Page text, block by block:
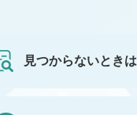
見つからないときは